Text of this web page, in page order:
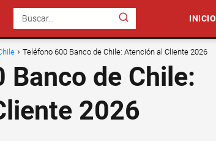
INICIO
Teléfono 600 Banco de Chile: Atención al Cliente 2026
Banco de Chile:
2026